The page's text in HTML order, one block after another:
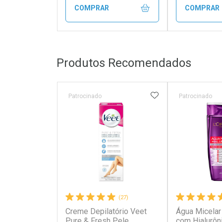
COMPRAR
Laboratório
Ativar Desconto
Por Menos
COMPRAR
Ativar
Por
Produtos Recomendados
(27)
Creme Depilatório Veet
Patrocinado ADICIONAR AOS
Água
Patrocinado